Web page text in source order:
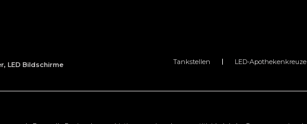
LED Bildschirme Tankstellen LED-Apothekenkreuze